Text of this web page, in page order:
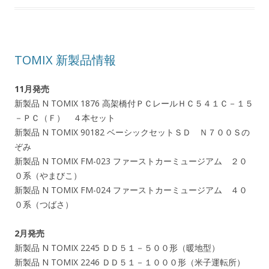
TOMIX 新製品情報
11月発売
新製品 N TOMIX 1876 高架橋付ＰＣレールＨＣ５４１Ｃ－１５
－ＰＣ（Ｆ） ４本セット
新製品 N TOMIX 90182 ベーシックセットＳＤ Ｎ７００Ｓの
ぞみ
新製品 N TOMIX FM-023 ファーストカーミュージアム ２０
０系（やまびこ）
新製品 N TOMIX FM-024 ファーストカーミュージアム ４０
０系（つばさ）
2月発売
新製品 N TOMIX 2245 ＤＤ５１－５００形（暖地型）
新製品 N TOMIX 2246 ＤＤ５１－１０００形（米子運転所）